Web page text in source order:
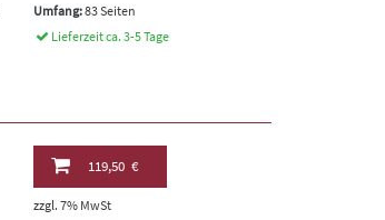
Umfang:83 Seiten
Lieferzeit ca. 3-5 Tage
119,50 €
zzgl. 7% MwSt